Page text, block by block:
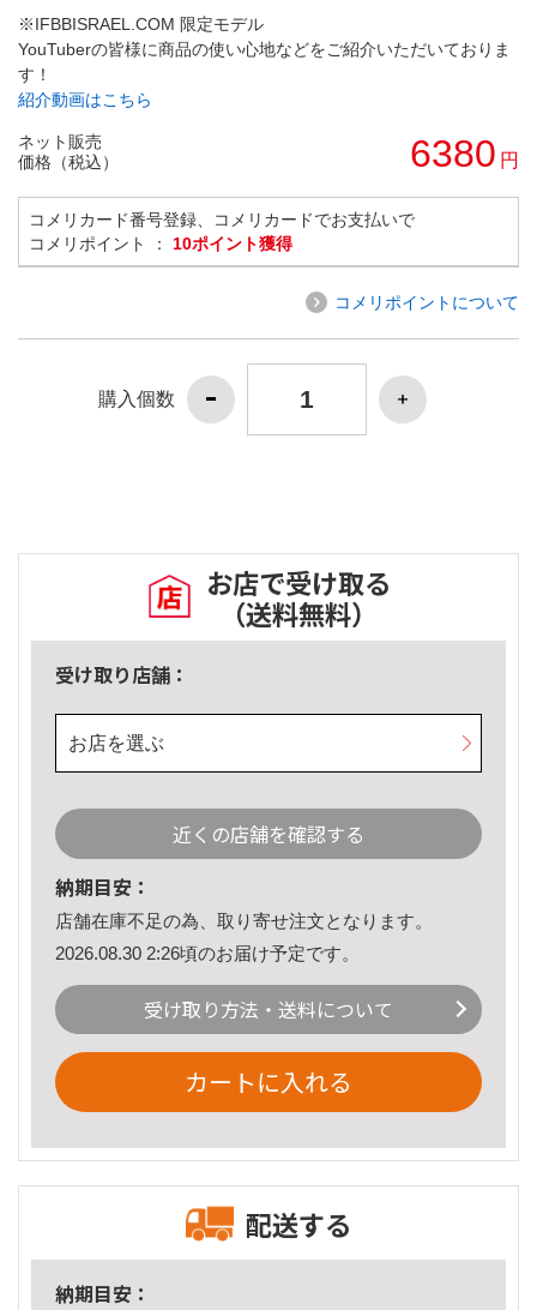
※IFBBISRAEL.COM 限定モデル
YouTuberの皆様に商品の使い心地などをご紹介いただいておりま
す！
紹介動画はこちら
ネット販売
価格（税込）
6380 円
コメリカード番号登録、コメリカードでお支払いで
コメリポイント ： 10ポイント獲得
コメリポイントについて
購入個数
お店で受け取る
（送料無料）
受け取り店舗：
お店を選ぶ
近くの店舗を確認する
納期目安：
店舗在庫不足の為、取り寄せ注文となります。
2026.08.30 2:26頃のお届け予定です。
受け取り方法・送料について
カートに入れる
配送する
納期目安：